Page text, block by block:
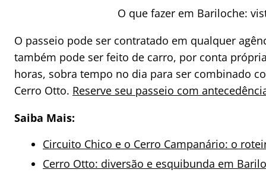
O que fazer em Bariloche:
O passeio pode ser contratado em qualquer
também pode ser feito de carro, por conta
horas, sobra tempo no dia para ser combinado
Cerro Otto. Reserve seu passeio com
Saiba Mais:
Circuito Chico e o Cerro Campanário: o
Cerro Otto: diversão e esquibunda em